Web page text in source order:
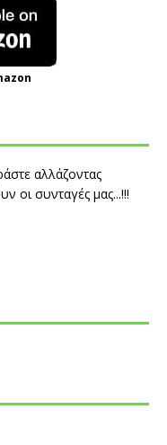
αλλάζοντας
οι συνταγές μας...!!!